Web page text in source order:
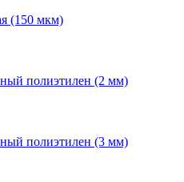
(150 мкм)
полиэтилен (2 мм)
полиэтилен (3 мм)